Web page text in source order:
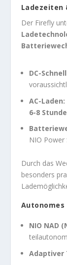
Der Firefly
DC-
AC-Laden:
6-8
NIO Power
Durch das
besonders
Autonomes
NIO NAD
Adaptiver